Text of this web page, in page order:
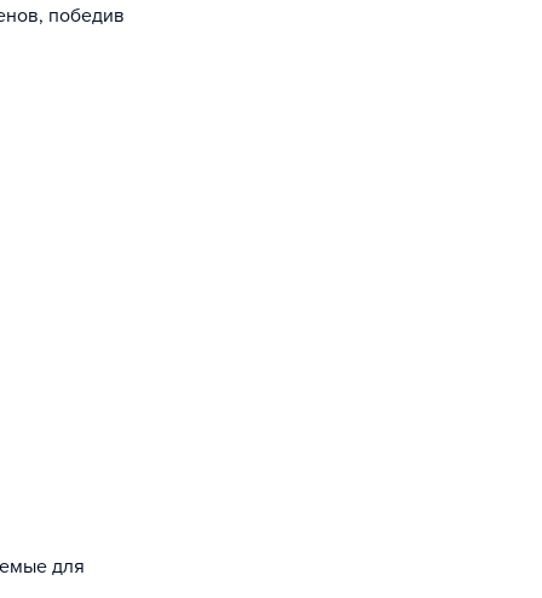
победив
для